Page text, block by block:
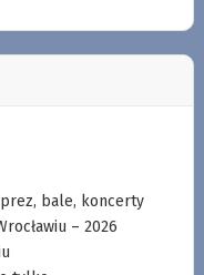
bale, koncerty
– 2026